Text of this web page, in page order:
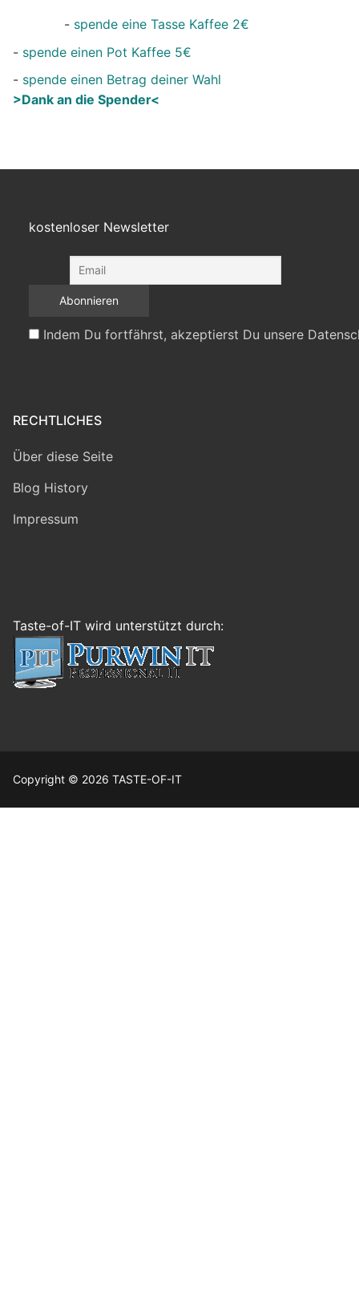
- spende eine Tasse Kaffee 2€
- spende einen Pot Kaffee 5€
- spende einen Betrag deiner Wahl
>Dank an die Spender<
kostenloser Newsletter
Indem Du fortfährst, akzeptierst Du unsere
RECHTLICHES
Über diese Seite
Blog History
Impressum
Taste-of-IT wird unterstützt durch:
Copyright © 2026 TASTE-OF-IT